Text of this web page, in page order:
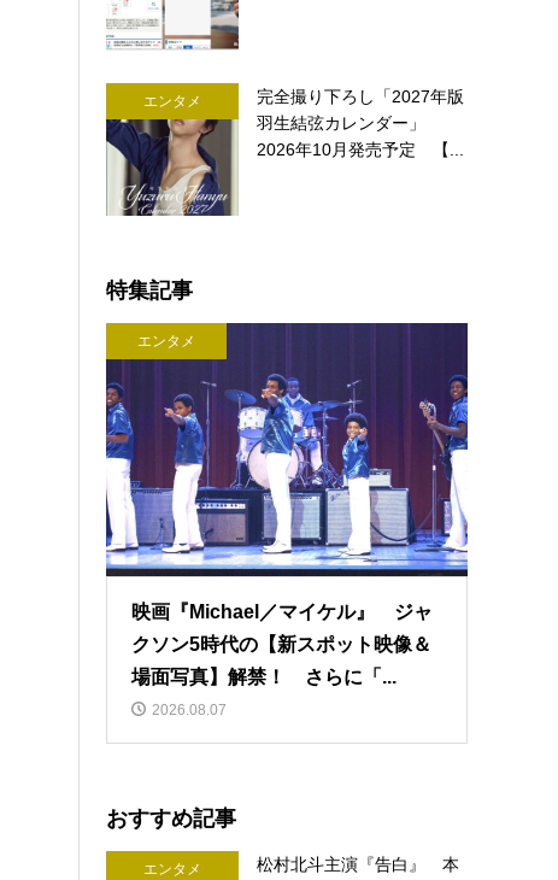
エンタメ
完全撮り下ろし「2027年版
羽生結弦カレンダー」
2026年10月発売予定 【...
特集記事
エンタメ
映画『Michael／マイケル』 ジャ
クソン5時代の【新スポット映像＆
場面写真】解禁！ さらに「...
2026.08.07
おすすめ記事
エンタメ
松村北斗主演『告白』 本